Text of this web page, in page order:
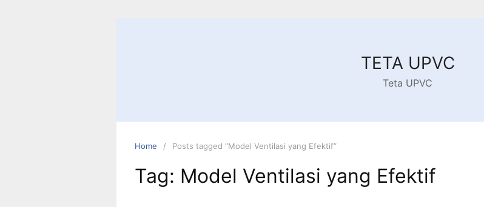
TETA UPVC
Teta UPVC
Home Posts tagged “Model Ventilasi yang Efektif”
Tag: Model Ventilasi yang Efektif